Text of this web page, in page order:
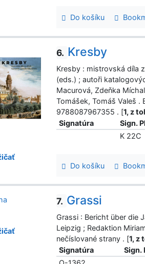
Do košíku
6. Kresby
Kresby : mistrovská díla
(eds.) ; autoři
Macurová, Zdeňka
Tomášek, Tomáš Valeš
9788087967355 . [1, z
Signatúra
Sign.
K 22C
Do košíku
7. Grassi
Grassi : Bericht über die
Leipzig ; Redaktion
nečíslované strany . [1, z
Signatúra
Sign.